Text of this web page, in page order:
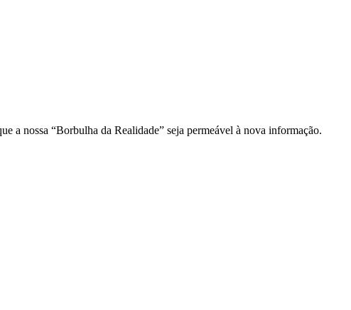
a nossa “Borbulha da Realidade” seja permeável à nova informação.